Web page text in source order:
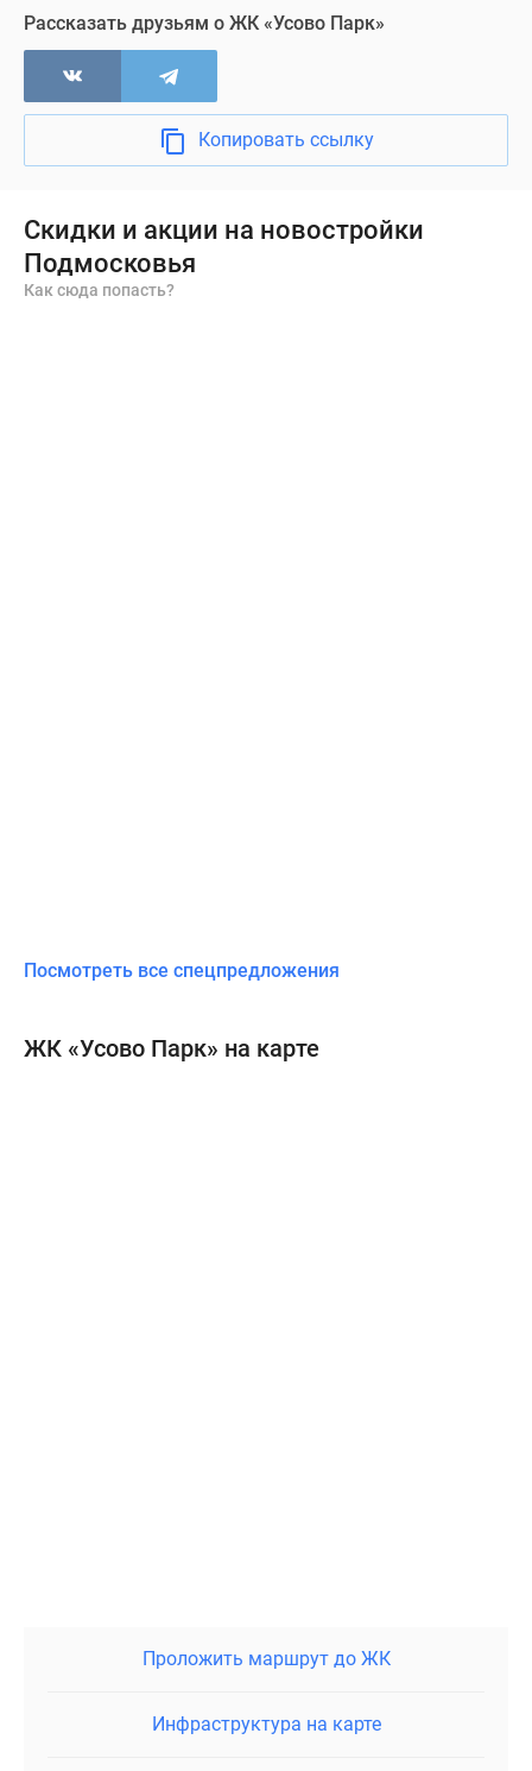
Рассказать друзьям о ЖК «Усово Парк»
Копировать ссылку
Скидки и акции на новостройки
Подмосковья
Как сюда попасть?
Посмотреть все спецпредложения
ЖК «Усово Парк» на карте
Проложить маршрут до ЖК
Инфраструктура на карте